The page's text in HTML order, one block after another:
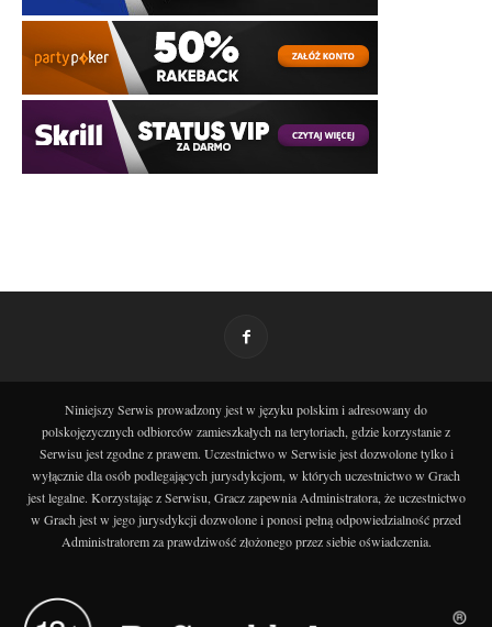
Niniejszy Serwis prowadzony jest w języku polskim i adresowany do
polskojęzycznych odbiorców zamieszkałych na terytoriach, gdzie korzystanie z
Serwisu jest zgodne z prawem. Uczestnictwo w Serwisie jest dozwolone tylko i
wyłącznie dla osób podlegających jurysdykcjom, w których uczestnictwo w Grach
jest legalne. Korzystając z Serwisu, Gracz zapewnia Administratora, że uczestnictwo
w Grach jest w jego jurysdykcji dozwolone i ponosi pełną odpowiedzialność przed
Administratorem za prawdziwość złożonego przez siebie oświadczenia.